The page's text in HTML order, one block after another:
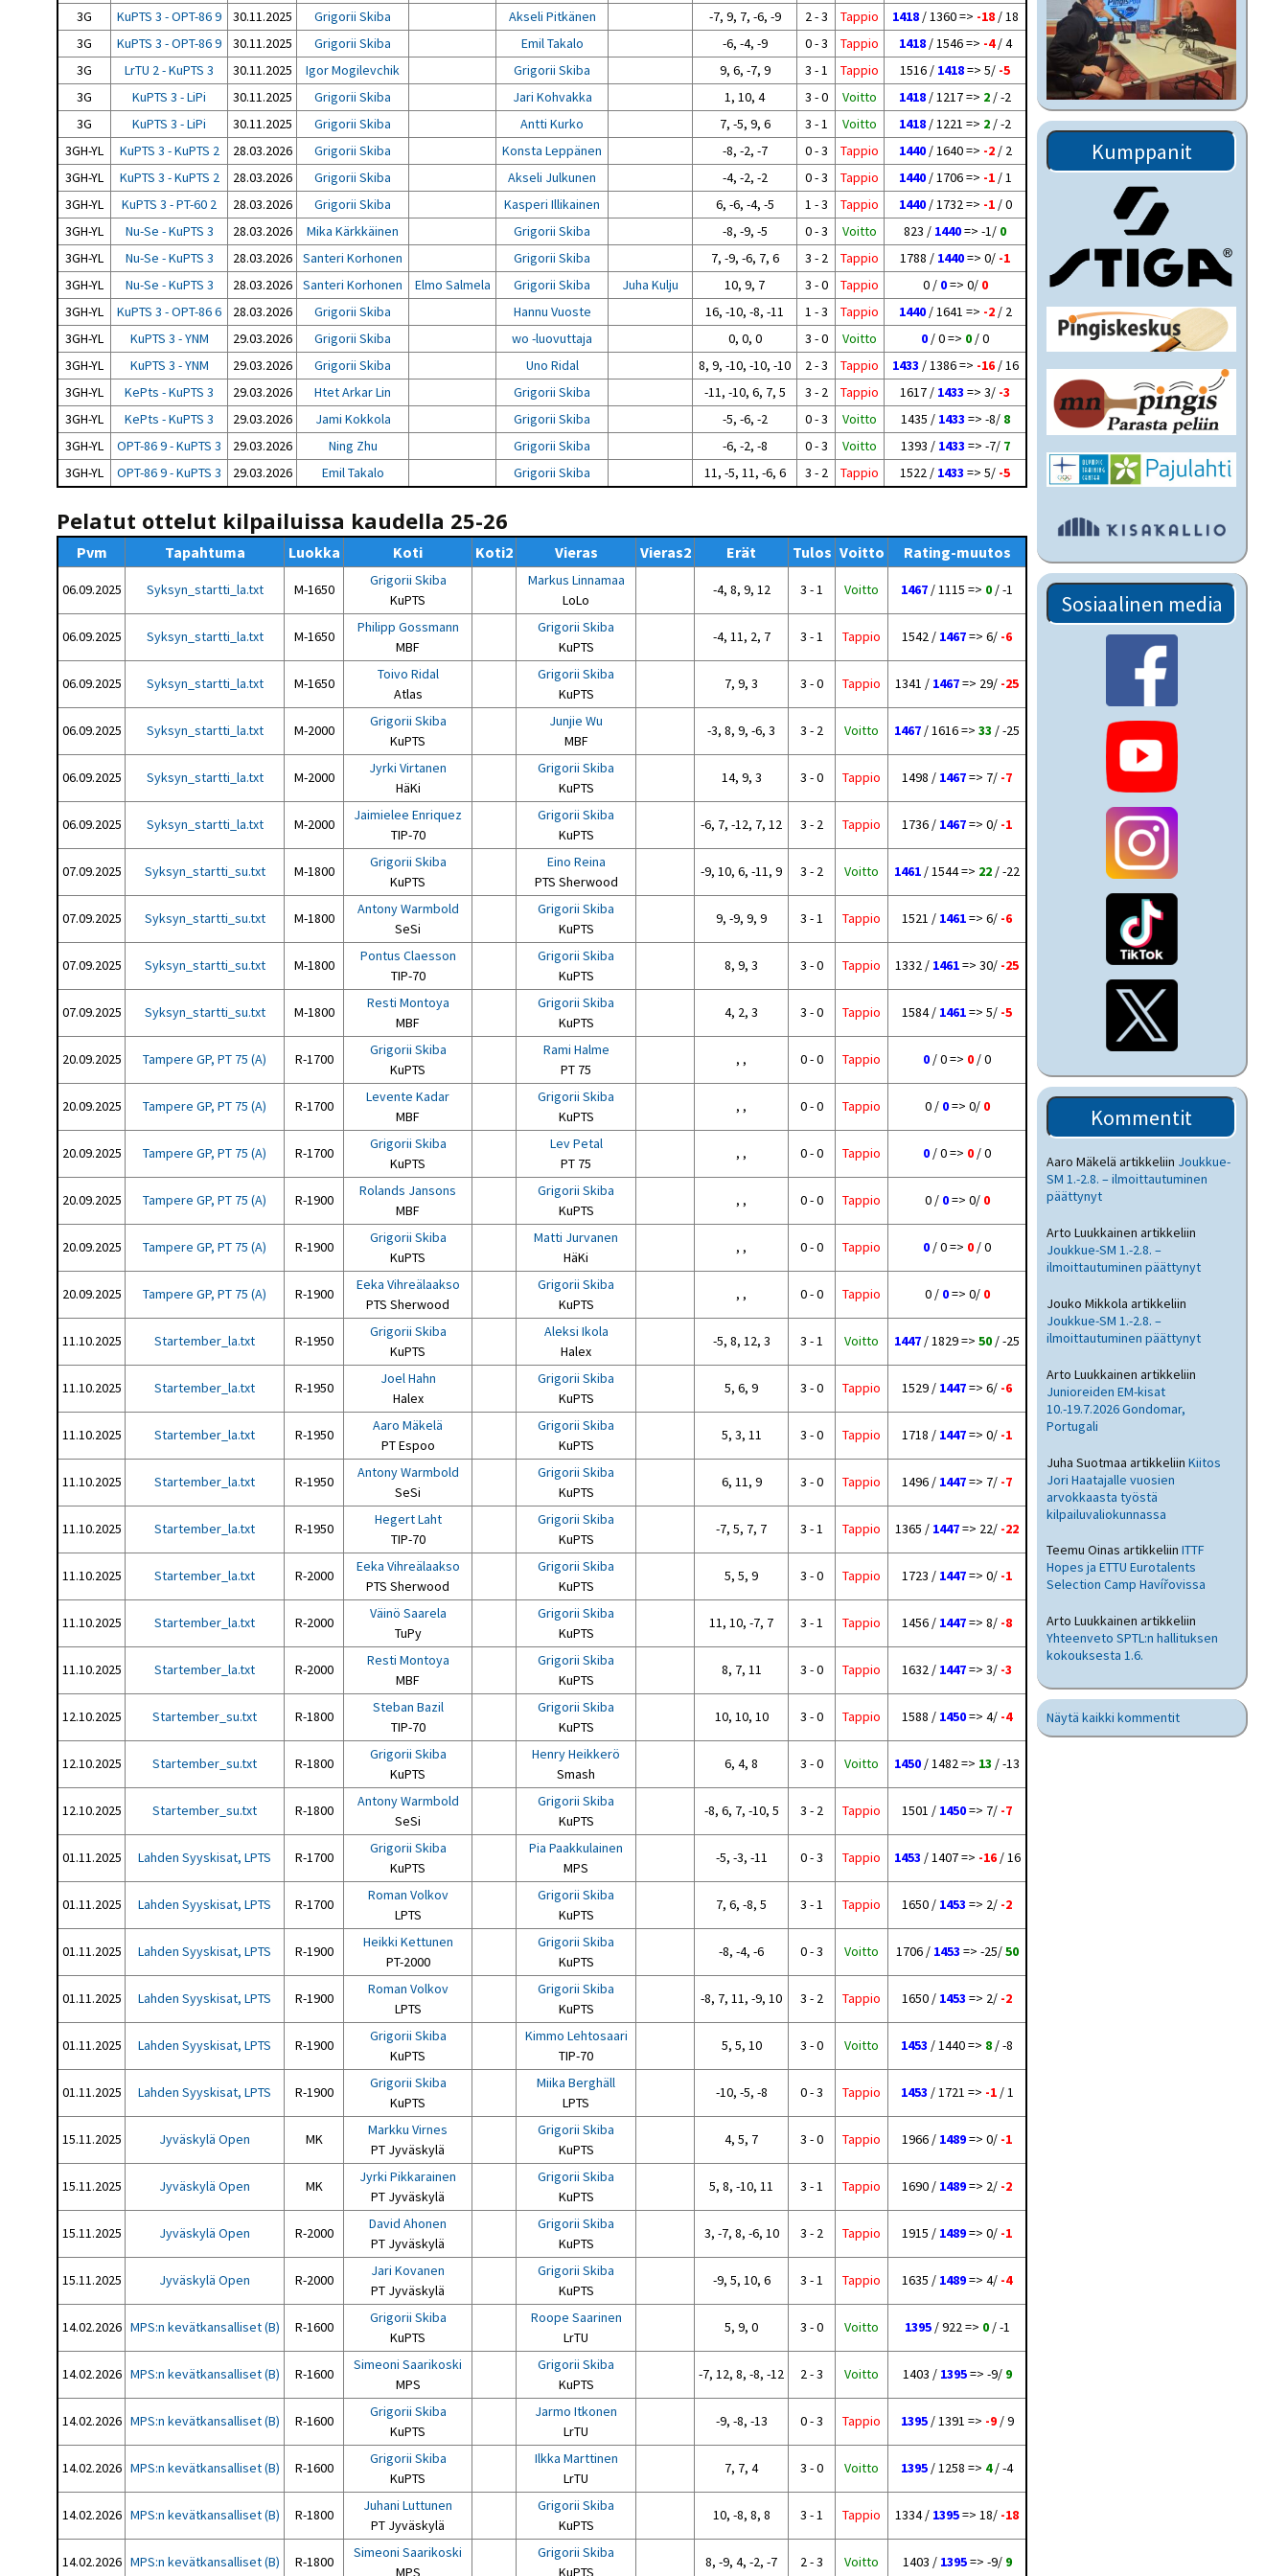
3G
KuPTS 3 - OPT-86 9 30.11.2025 Grigorii Skiba Akseli Pitkänen -7, 9, 7, -6, -9 2 - 3 Tappio 1418/ 1360 => -18/ 18
3G
KuPTS 3 - OPT-86 9 30.11.2025 Grigorii Skiba Emil Takalo -6, -4, -9 0 - 3 Tappio 1418/ 1546 => -4/ 4
3G
LrTU 2 - KuPTS 3 30.11.2025 Igor Mogilevchik Grigorii Skiba 9, 6, -7, 9 3 - 1 Tappio 1516 / 1418=> 5/ -5
3G
KuPTS 3 - LiPi 30.11.2025 Grigorii Skiba Jari Kohvakka 1, 10, 4 3 - 0 Voitto 1418 / 1217 => 2 / -2
3G
KuPTS 3 - LiPi 30.11.2025 Grigorii Skiba Antti Kurko 7, -5, 9, 6 3 - 1 Voitto 1418 / 1221 => 2 / -2
3GH-YL
KuPTS 3 - KuPTS 2 28.03.2026 Grigorii Skiba Konsta Leppänen -8, -2, -7 0 - 3 Tappio 1440/ 1640 => -2/ 2
3GH-YL
KuPTS 3 - KuPTS 2 28.03.2026 Grigorii Skiba Akseli Julkunen -4, -2, -2 0 - 3 Tappio 1440/ 1706 => -1/ 1
3GH-YL
KuPTS 3 - PT-60 2 28.03.2026 Grigorii Skiba Kasperi Illikainen 6, -6, -4, -5 1 - 3 Tappio 1440/ 1732 => -1/ 0
3GH-YL
Nu-Se - KuPTS 3 28.03.2026 Mika Kärkkäinen Grigorii Skiba -8, -9, -5 0 - 3 Voitto 823 / 1440=> -1/ 0
3GH-YL
Nu-Se - KuPTS 3 28.03.2026 Santeri Korhonen Grigorii Skiba 7, -9, -6, 7, 6 3 - 2 Tappio 1788 / 1440=> 0/ -1
3GH-YL
Nu-Se - KuPTS 3 28.03.2026 Santeri Korhonen Elmo Salmela Grigorii Skiba Juha Kulju 10, 9, 7 3 - 0 Tappio 0 / 0=> 0/ 0
3GH-YL
KuPTS 3 - OPT-86 6 28.03.2026 Grigorii Skiba Hannu Vuoste 16, -10, -8, -11 1 - 3 Tappio 1440/ 1641 => -2/ 2
3GH-YL
KuPTS 3 - YNM 29.03.2026 Grigorii Skiba wo -luovuttaja 0, 0, 0 3 - 0 Voitto 0 / 0 => 0 / 0
3GH-YL
KuPTS 3 - YNM 29.03.2026 Grigorii Skiba Uno Ridal 8, 9, -10, -10, -10 2 - 3 Tappio 1433 / 1386 => -16/ 16
3GH-YL
KePts - KuPTS 3 29.03.2026 Htet Arkar Lin Grigorii Skiba -11, -10, 6, 7, 5 3 - 2 Tappio 1617 / 1433 => 3/ -3
3GH-YL
KePts - KuPTS 3 29.03.2026 Jami Kokkola Grigorii Skiba -5, -6, -2 0 - 3 Voitto 1435 / 1433 => -8/ 8
3GH-YL
OPT-86 9 - KuPTS 3 29.03.2026 Ning Zhu Grigorii Skiba -6, -2, -8 0 - 3 Voitto 1393 / 1433 => -7/ 7
3GH-YL
OPT-86 9 - KuPTS 3 29.03.2026 Emil Takalo Grigorii Skiba 11, -5, 11, -6, 6 3 - 2 Tappio 1522 / 1433 => 5/ -5
Pelatut ottelut kilpailuissa kaudella 25-26
Pvm Tapahtuma Luokka Koti Koti2 Vieras Vieras2 Erät Tulos Voitto Rating-muutos
06.09.2025 Syksyn_startti_la.txt M-1650
Grigorii Skiba
KuPTS
Markus Linnamaa
LoLo
-4, 8, 9, 12 3 - 1 Voitto 1467 / 1115 => 0 / -1
06.09.2025 Syksyn_startti_la.txt M-1650
Philipp Gossmann
MBF
Grigorii Skiba
KuPTS
-4, 11, 2, 7 3 - 1 Tappio 1542 / 1467=> 6/ -6
06.09.2025 Syksyn_startti_la.txt M-1650
Toivo Ridal
Atlas
Grigorii Skiba
KuPTS
7, 9, 3 3 - 0 Tappio 1341 / 1467=> 29/ -25
06.09.2025 Syksyn_startti_la.txt M-2000
Grigorii Skiba
KuPTS
Junjie Wu
MBF
-3, 8, 9, -6, 3 3 - 2 Voitto 1467 / 1616 => 33 / -25
06.09.2025 Syksyn_startti_la.txt M-2000
Jyrki Virtanen
HäKi
Grigorii Skiba
KuPTS
14, 9, 3 3 - 0 Tappio 1498 / 1467=> 7/ -7
06.09.2025 Syksyn_startti_la.txt M-2000
Jaimielee Enriquez
TIP-70
Grigorii Skiba
KuPTS
-6, 7, -12, 7, 12 3 - 2 Tappio 1736 / 1467=> 0/ -1
07.09.2025 Syksyn_startti_su.txt M-1800
Grigorii Skiba
KuPTS
Eino Reina
PTS Sherwood
-9, 10, 6, -11, 9 3 - 2 Voitto 1461 / 1544 => 22 / -22
07.09.2025 Syksyn_startti_su.txt M-1800
Antony Warmbold
SeSi
Grigorii Skiba
KuPTS
9, -9, 9, 9 3 - 1 Tappio 1521 / 1461=> 6/ -6
07.09.2025 Syksyn_startti_su.txt M-1800
Pontus Claesson
TIP-70
Grigorii Skiba
KuPTS
8, 9, 3 3 - 0 Tappio 1332 / 1461=> 30/ -25
07.09.2025 Syksyn_startti_su.txt M-1800
Resti Montoya
MBF
Grigorii Skiba
KuPTS
4, 2, 3 3 - 0 Tappio 1584 / 1461=> 5/ -5
20.09.2025 Tampere GP, PT 75 (A) R-1700
Grigorii Skiba
KuPTS
Rami Halme
PT 75
, , 0 - 0 Tappio 0 / 0 => 0 / 0
20.09.2025 Tampere GP, PT 75 (A) R-1700
Levente Kadar
MBF
Grigorii Skiba
KuPTS
, , 0 - 0 Tappio 0 / 0=> 0/ 0
20.09.2025 Tampere GP, PT 75 (A) R-1700
Grigorii Skiba
KuPTS
Lev Petal
PT 75
, , 0 - 0 Tappio 0 / 0 => 0 / 0
20.09.2025 Tampere GP, PT 75 (A) R-1900
Rolands Jansons
MBF
Grigorii Skiba
KuPTS
, , 0 - 0 Tappio 0 / 0=> 0/ 0
20.09.2025 Tampere GP, PT 75 (A) R-1900
Grigorii Skiba
KuPTS
Matti Jurvanen
HäKi
, , 0 - 0 Tappio 0 / 0 => 0 / 0
20.09.2025 Tampere GP, PT 75 (A) R-1900
Eeka Vihreälaakso
PTS Sherwood
Grigorii Skiba
KuPTS
, , 0 - 0 Tappio 0 / 0=> 0/ 0
11.10.2025 Startember_la.txt R-1950
Grigorii Skiba
KuPTS
Aleksi Ikola
Halex
-5, 8, 12, 3 3 - 1 Voitto 1447 / 1829 => 50 / -25
11.10.2025 Startember_la.txt R-1950
Joel Hahn
Halex
Grigorii Skiba
KuPTS
5, 6, 9 3 - 0 Tappio 1529 / 1447=> 6/ -6
11.10.2025 Startember_la.txt R-1950
Aaro Mäkelä
PT Espoo
Grigorii Skiba
KuPTS
5, 3, 11 3 - 0 Tappio 1718 / 1447=> 0/ -1
11.10.2025 Startember_la.txt R-1950
Antony Warmbold
SeSi
Grigorii Skiba
KuPTS
6, 11, 9 3 - 0 Tappio 1496 / 1447=> 7/ -7
11.10.2025 Startember_la.txt R-1950
Hegert Laht
TIP-70
Grigorii Skiba
KuPTS
-7, 5, 7, 7 3 - 1 Tappio 1365 / 1447=> 22/ -22
11.10.2025 Startember_la.txt R-2000
Eeka Vihreälaakso
PTS Sherwood
Grigorii Skiba
KuPTS
5, 5, 9 3 - 0 Tappio 1723 / 1447=> 0/ -1
11.10.2025 Startember_la.txt R-2000
Väinö Saarela
TuPy
Grigorii Skiba
KuPTS
11, 10, -7, 7 3 - 1 Tappio 1456 / 1447=> 8/ -8
11.10.2025 Startember_la.txt R-2000
Resti Montoya
MBF
Grigorii Skiba
KuPTS
8, 7, 11 3 - 0 Tappio 1632 / 1447=> 3/ -3
12.10.2025 Startember_su.txt R-1800
Steban Bazil
TIP-70
Grigorii Skiba
KuPTS
10, 10, 10 3 - 0 Tappio 1588 / 1450=> 4/ -4
12.10.2025 Startember_su.txt R-1800
Grigorii Skiba
KuPTS
Henry Heikkerö
Smash
6, 4, 8 3 - 0 Voitto 1450 / 1482 => 13 / -13
12.10.2025 Startember_su.txt R-1800
Antony Warmbold
SeSi
Grigorii Skiba
KuPTS
-8, 6, 7, -10, 5 3 - 2 Tappio 1501 / 1450=> 7/ -7
01.11.2025 Lahden Syyskisat, LPTS R-1700
Grigorii Skiba
KuPTS
Pia Paakkulainen
MPS
-5, -3, -11 0 - 3 Tappio 1453 / 1407 => -16/ 16
01.11.2025 Lahden Syyskisat, LPTS R-1700
Roman Volkov
LPTS
Grigorii Skiba
KuPTS
7, 6, -8, 5 3 - 1 Tappio 1650 / 1453 => 2/ -2
01.11.2025 Lahden Syyskisat, LPTS R-1900
Heikki Kettunen
PT-2000
Grigorii Skiba
KuPTS
-8, -4, -6 0 - 3 Voitto 1706 / 1453 => -25/50
01.11.2025 Lahden Syyskisat, LPTS R-1900
Roman Volkov
LPTS
Grigorii Skiba
KuPTS
-8, 7, 11, -9, 10 3 - 2 Tappio 1650 / 1453 => 2/ -2
01.11.2025 Lahden Syyskisat, LPTS R-1900
Grigorii Skiba
KuPTS
Kimmo Lehtosaari
TIP-70
5, 5, 10 3 - 0 Voitto 1453 / 1440 => 8 / -8
01.11.2025 Lahden Syyskisat, LPTS R-1900
Grigorii Skiba
KuPTS
Miika Berghäll
LPTS
-10, -5, -8 0 - 3 Tappio 1453 / 1721 => -1/ 1
15.11.2025 Jyväskylä Open MK
Markku Virnes
PT Jyväskylä
Grigorii Skiba
KuPTS
4, 5, 7 3 - 0 Tappio 1966 / 1489=> 0/ -1
15.11.2025 Jyväskylä Open MK
Jyrki Pikkarainen
PT Jyväskylä
Grigorii Skiba
KuPTS
5, 8, -10, 11 3 - 1 Tappio 1690 / 1489=> 2/ -2
15.11.2025 Jyväskylä Open R-2000
David Ahonen
PT Jyväskylä
Grigorii Skiba
KuPTS
3, -7, 8, -6, 10 3 - 2 Tappio 1915 / 1489=> 0/ -1
15.11.2025 Jyväskylä Open R-2000
Jari Kovanen
PT Jyväskylä
Grigorii Skiba
KuPTS
-9, 5, 10, 6 3 - 1 Tappio 1635 / 1489=> 4/ -4
14.02.2026 MPS:n kevätkansalliset (B) R-1600
Grigorii Skiba
KuPTS
Roope Saarinen
LrTU
5, 9, 0 3 - 0 Voitto 1395/ 922 => 0/ -1
14.02.2026 MPS:n kevätkansalliset (B) R-1600
Simeoni Saarikoski
MPS
Grigorii Skiba
KuPTS
-7, 12, 8, -8, -12 2 - 3 Voitto 1403 / 1395=> -9/ 9
14.02.2026 MPS:n kevätkansalliset (B) R-1600
Grigorii Skiba
KuPTS
Jarmo Itkonen
LrTU
-9, -8, -13 0 - 3 Tappio 1395/ 1391 => -9/ 9
14.02.2026 MPS:n kevätkansalliset (B) R-1600
Grigorii Skiba
KuPTS
Ilkka Marttinen
LrTU
7, 7, 4 3 - 0 Voitto 1395 / 1258 => 4/ -4
14.02.2026 MPS:n kevätkansalliset (B) R-1800
Juhani Luttunen
PT Jyväskylä
Grigorii Skiba
KuPTS
10, -8, 8, 8 3 - 1 Tappio 1334 / 1395=> 18/ -18
14.02.2026 MPS:n kevätkansalliset (B) R-1800
Simeoni Saarikoski
MPS
Grigorii Skiba
KuPTS
8, -9, 4, -2, -7 2 - 3 Voitto 1403 / 1395=> -9/ 9
Kumppanit
Sosiaalinen media
Kommentit
Aaro Mäkelä artikkeliin Joukkue-
SM 1.-2.8. – ilmoittautuminen
päättynyt
Arto Luukkainen artikkeliin
Joukkue-SM 1.-2.8. –
ilmoittautuminen päättynyt
Jouko Mikkola artikkeliin
Joukkue-SM 1.-2.8. –
ilmoittautuminen päättynyt
Arto Luukkainen artikkeliin
Junioreiden EM-kisat
10.-19.7.2026 Gondomar,
Portugali
Juha Suotmaa artikkeliin Kiitos
Jori Haatajalle vuosien
arvokkaasta työstä
kilpailuvaliokunnassa
Teemu Oinas artikkeliin ITTF
Hopes ja ETTU Eurotalents
Selection Camp Havířovissa
Arto Luukkainen artikkeliin
Yhteenveto SPTL:n hallituksen
kokouksesta 1.6.
Näytä kaikki kommentit